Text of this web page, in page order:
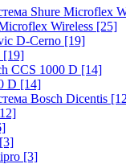
Shure Microflex
Wireless [25]
D-Cerno [19]
[19]
CCS 1000 D [14]
D [14]
Bosch Dicentis
[3]
[3]